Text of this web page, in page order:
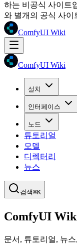
하는 비공식 사이트
와 별개의 공식 사이
ComfyUI Wiki
ComfyUI Wiki
설치
인터페이스
노드
튜토리얼
모델
디렉터리
뉴스
검색⌘K
ComfyUI
문서, 튜토리얼, 뉴